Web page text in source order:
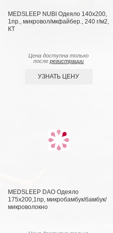
MEDSLEEP NUBI Одеяло 140х200,
1пр., микровол/мкфайбер., 240 г/м2,
КТ
Цена доступна только
послерегистрации
УЗНАТЬ ЦЕНУ
MEDSLEEP DAO Одеяло
175х200,1пр, микробамбук/бамбук/
микроволокно